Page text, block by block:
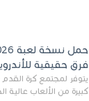
فرق حقيقية
يتوفر لمجتمع كرة
كبيرة من الألعاب عالية